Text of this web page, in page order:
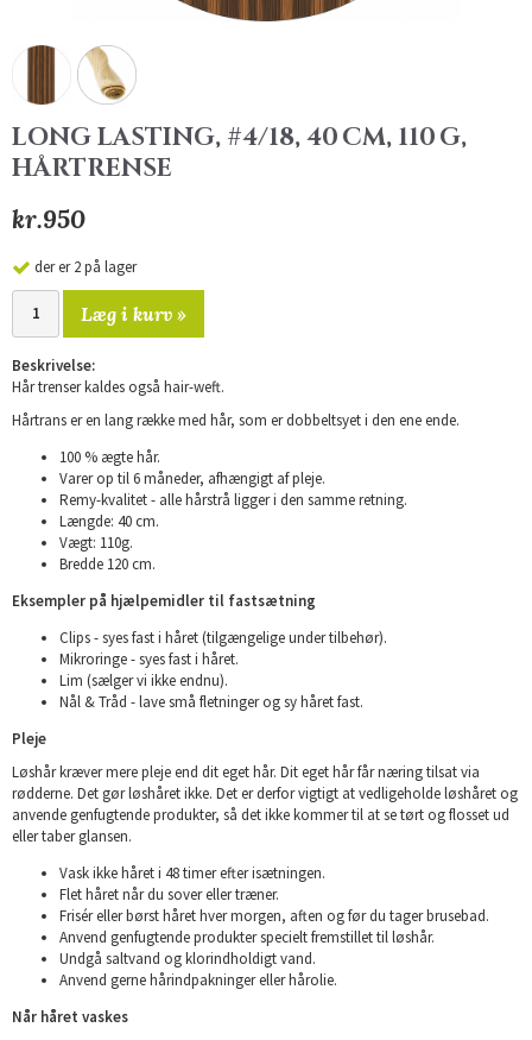
LONG LASTING, #4/18, 40 CM, 110 G,
HÅRTRENSE
kr.950
der er 2 på lager
Læg i kurv »
Beskrivelse:
Hår trenser kaldes også hair-weft.
Hårtrans er en lang række med hår, som er dobbeltsyet i den ene ende.
100 % ægte hår.
Varer op til 6 måneder, afhængigt af pleje.
Remy-kvalitet - alle hårstrå ligger i den samme retning.
Længde: 40 cm.
Vægt: 110g.
Bredde 120 cm.
Eksempler på hjælpemidler til fastsætning
Clips - syes fast i håret (tilgængelige under tilbehør).
Mikroringe - syes fast i håret.
Lim (sælger vi ikke endnu).
Nål & Tråd - lave små fletninger og sy håret fast.
Pleje
Løshår kræver mere pleje end dit eget hår. Dit eget hår får næring tilsat via
rødderne. Det gør løshåret ikke. Det er derfor vigtigt at vedligeholde løshåret og
anvende genfugtende produkter, så det ikke kommer til at se tørt og flosset ud
eller taber glansen.
Vask ikke håret i 48 timer efter isætningen.
Flet håret når du sover eller træner.
Frisér eller børst håret hver morgen, aften og før du tager brusebad.
Anvend genfugtende produkter specielt fremstillet til løshår.
Undgå saltvand og klorindholdigt vand.
Anvend gerne hårindpakninger eller hårolie.
Når håret vaskes